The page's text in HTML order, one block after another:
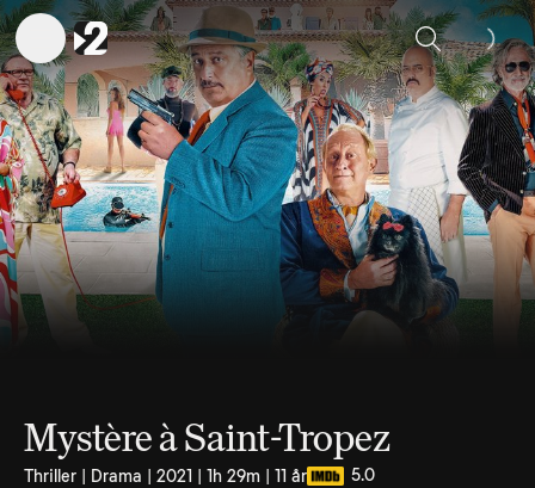
Sök
Mystère à Saint-Tropez
Thriller | Drama | 2021 | 1h 29m | 11 år 5.0